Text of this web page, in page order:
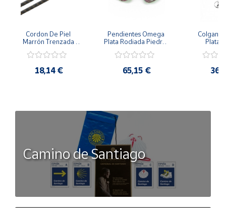
Cordon De Piel
Marrón Trenzada
Plata De 45Cm
18,14 €
Pendientes Omega
Plata Rodiada Piedras
65,15 €
Plata
Camino de Santiago